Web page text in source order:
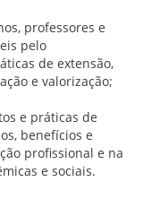
professores e
pelo
de extensão,
e valorização;
e práticas de
benefícios e
profissional e na
e sociais.